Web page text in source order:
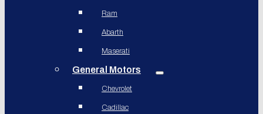
Ram
Abarth
Maserati
General Motors
Chevrolet
Cadillac